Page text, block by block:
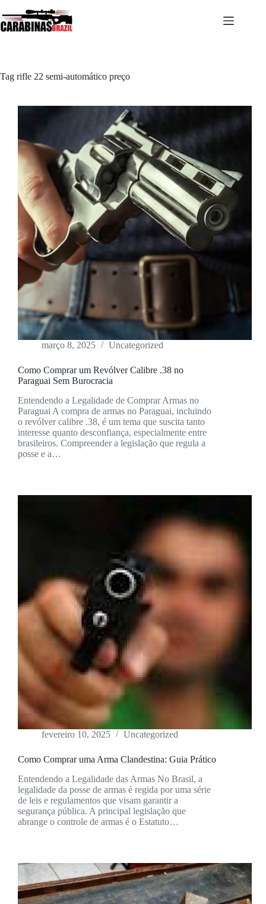
para
o
Tag rifle 22 semi-automático preço
março 8, 2025 Uncategorized
Como Comprar um Revólver Calibre .38 no
Paraguai Sem Burocracia
Entendendo a Legalidade de Comprar Armas no
Paraguai A compra de armas no Paraguai, incluindo
o revólver calibre .38, é um tema que suscita tanto
interesse quanto desconfiança, especialmente entre
brasileiros. Compreender a legislação que regula a
posse e a…
fevereiro 10, 2025 Uncategorized
Como Comprar uma Arma Clandestina: Guia Prático
Entendendo a Legalidade das Armas No Brasil, a
legalidade da posse de armas é regida por uma série
de leis e regulamentos que visam garantir a
segurança pública. A principal legislação que
abrange o controle de armas é o Estatuto…